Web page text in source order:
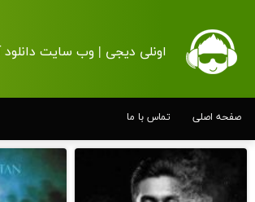
اونلی دیجی | وب سایت
صفحه اصلی تماس با ما